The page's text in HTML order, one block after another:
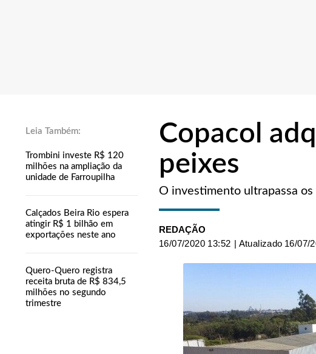
Trombini investe R$ 120
milhões na ampliação da
unidade de Farroupilha
Calçados Beira Rio espera
atingir R$ 1 bilhão em
exportações neste ano
Quero-Quero registra
receita bruta de R$ 834,5
milhões no segundo
trimestre
Copacol
peixes
O investimento ultrapassa
REDAÇÃO
16/07/2020 13:52 | Atualizado 16/07/